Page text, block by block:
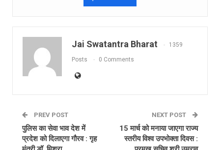
Jai Swatantra Bharat 1359
Posts 0 Comments
PREV POST
पुलिस का सेवा भाव देश में
प्रदेश को दिलाएगा गौरव : गृह
NEXT POST
15 मार्च को मनाया जाएगा राज्य
स्तरीय विश्व उपभोक्ता दिवस :